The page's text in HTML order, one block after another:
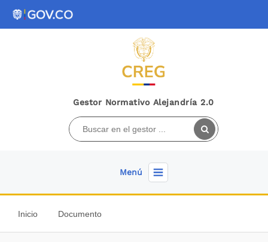
Gestor Normativo Alejandría 2.0
Menú
Inicio Documento